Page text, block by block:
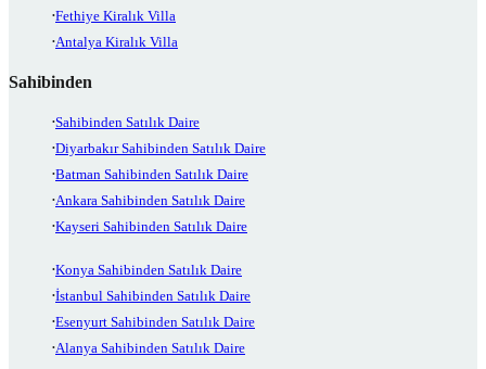
Fethiye Kiralık Villa
Antalya Kiralık Villa
Sahibinden
Sahibinden Satılık Daire
Diyarbakır Sahibinden Satılık Daire
Batman Sahibinden Satılık Daire
Ankara Sahibinden Satılık Daire
Kayseri Sahibinden Satılık Daire
Konya Sahibinden Satılık Daire
İstanbul Sahibinden Satılık Daire
Esenyurt Sahibinden Satılık Daire
Alanya Sahibinden Satılık Daire